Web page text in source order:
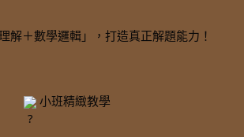
解＋數學邏輯」，打造真正解題能力！
小班精緻教學